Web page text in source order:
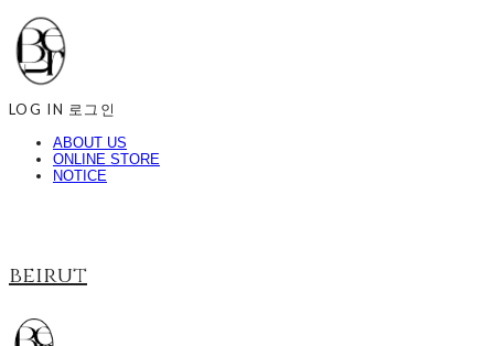
LOG IN 로그인
ABOUT US
ONLINE STORE
NOTICE
beirut